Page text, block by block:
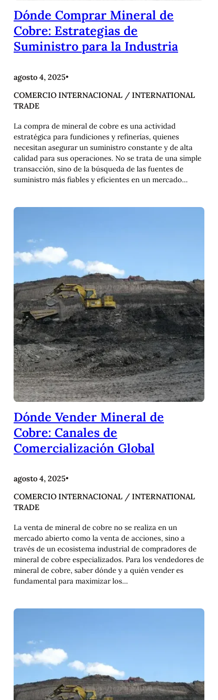
Dónde Comprar Mineral de
Cobre: Estrategias de
Suministro para la Industria
agosto 4, 2025•
COMERCIO INTERNACIONAL / INTERNATIONAL
TRADE
La compra de mineral de cobre es una actividad
estratégica para fundiciones y refinerías, quienes
necesitan asegurar un suministro constante y de alta
calidad para sus operaciones. No se trata de una simple
transacción, sino de la búsqueda de las fuentes de
suministro más fiables y eficientes en un mercado…
Dónde Vender Mineral de
Cobre: Canales de
Comercialización Global
agosto 4, 2025•
COMERCIO INTERNACIONAL / INTERNATIONAL
TRADE
La venta de mineral de cobre no se realiza en un
mercado abierto como la venta de acciones, sino a
través de un ecosistema industrial de compradores de
mineral de cobre especializados. Para los vendedores de
mineral de cobre, saber dónde y a quién vender es
fundamental para maximizar los…